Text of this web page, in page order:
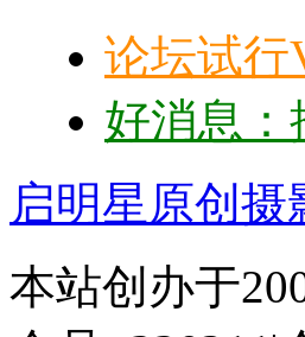
论坛试行
好消息：
启明星原创摄
本站创办于